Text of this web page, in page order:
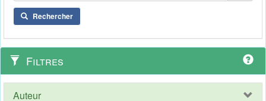
Rechercher
Filtres
Auteur